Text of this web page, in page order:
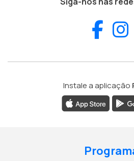
Instale a aplicação